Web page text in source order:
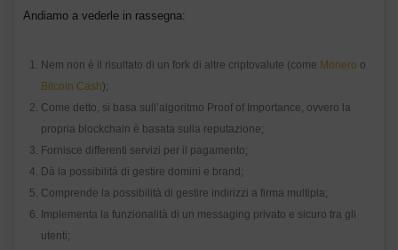
Andiamo a vederle in rassegna:
Nem non è il risultato di un fork di altre criptovalute (come Monero o
Bitcoin Cash);
Come detto, si basa sull’algoritmo Proof of Importance, ovvero la
propria blockchain è basata sulla reputazione;
Fornisce differenti servizi per il pagamento;
Dà la possibilità di gestire domini e brand;
Comprende la possibilità di gestire indirizzi a firma multipla;
Implementa la funzionalità di un messaging privato e sicuro tra gli
utenti;